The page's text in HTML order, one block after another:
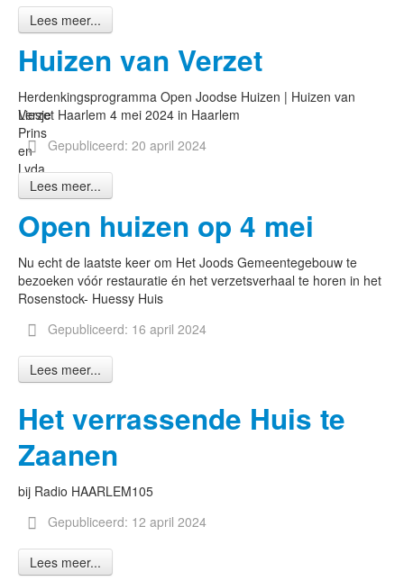
Lees meer...
Huizen van Verzet
Liesje
Prins
en
Lyda
Reijer
Herdenkingsprogramma Open Joodse Huizen | Huizen van
Verzet Haarlem 4 mei 2024 in Haarlem
Gepubliceerd: 20 april 2024
Lees meer...
Open huizen op 4 mei
Nu echt de laatste keer om Het Joods Gemeentegebouw te
bezoeken vóór restauratie én het verzetsverhaal te horen in het
Rosenstock- Huessy Huis
Gepubliceerd: 16 april 2024
Lees meer...
Het verrassende Huis te
Zaanen
bij Radio HAARLEM105
Gepubliceerd: 12 april 2024
Lees meer...